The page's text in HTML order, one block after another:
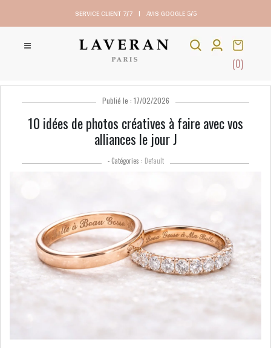
SERVICE CLIENT 7/7 | AVIS GOOGLE 5/5
(0)
Publié le : 17/02/2026
10 idées de photos créatives à faire avec vos
alliances le jour J
- Catégories : Default